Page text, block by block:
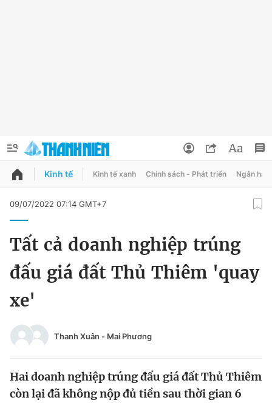
QUẢNG CÁO
Video Magazine
Đổi mật khẩu
Tin đã lưu
Đăng xuất
Kinh tế Kinh tế xanh Chính sách - Phát triển Ngân
09/07/2022 07:14 GMT+7
Tất cả doanh nghiệp trúng
đấu giá đất Thủ Thiêm 'quay
xe'
Thanh Xuân - Mai Phương
Hai doanh nghiệp trúng đấu giá đất Thủ Thiêm
còn lại đã không nộp đủ tiền sau thời gian 6